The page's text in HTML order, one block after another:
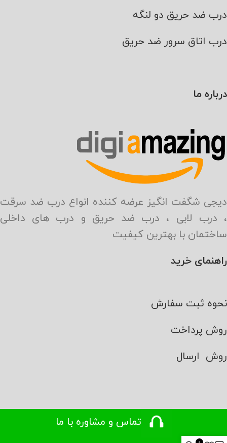
تماس و مشاوره با ما
درب ضد حریق دو لنگه
درب اتاق سرور ضد حریق
درباره ما
دیجی شگفت انگیز عرضه کننده انواع درب ضد سرقت
، درب لابی ، درب ضد حریق و درب های داخلی
ساختمان با بهترین کیفیت
راهنمای خرید
نحوه ثبت سفارش
روش پرداخت
روش ارسال
مجوزها و شبکه های اجتماعی